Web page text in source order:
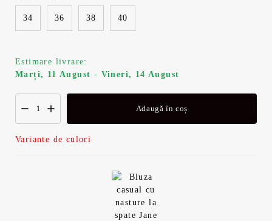
34 36 38 40
Estimare livrare:
Marți, 11 August - Vineri, 14 August
Adaugă în coș
Variante de culori